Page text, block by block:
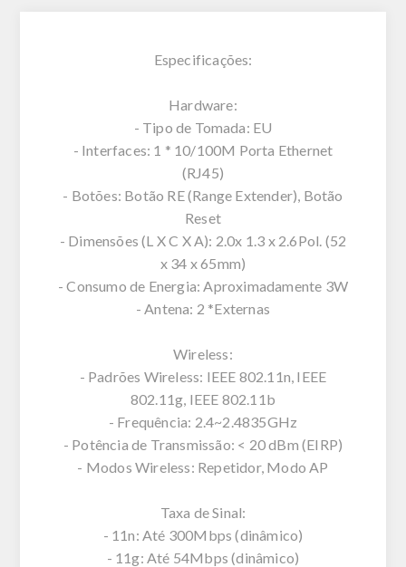
Especificações:
Hardware:
- Tipo de Tomada: EU
- Interfaces: 1 * 10/100M Porta Ethernet
(RJ45)
- Botões: Botão RE (Range Extender), Botão
Reset
- Dimensões (L X C X A): 2.0x 1.3 x 2.6Pol. (52
x 34 x 65mm)
- Consumo de Energia: Aproximadamente 3W
- Antena: 2 *Externas
Wireless:
- Padrões Wireless: IEEE 802.11n, IEEE
802.11g, IEEE 802.11b
- Frequência: 2.4~2.4835GHz
- Potência de Transmissão: < 20 dBm (EIRP)
- Modos Wireless: Repetidor, Modo AP
Taxa de Sinal:
- 11n: Até 300Mbps (dinâmico)
- 11g: Até 54Mbps (dinâmico)